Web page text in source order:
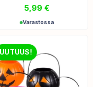
5,99 €
Varastossa
UUTUUS!